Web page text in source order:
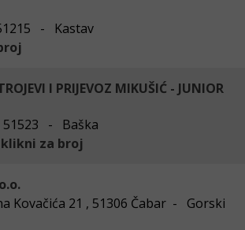
- Kastav
I PRIJEVOZ MIKUŠIĆ - JUNIOR
51523 - Baška
klikni za broj
Kovačića 21 , 51306 Čabar - Gorski